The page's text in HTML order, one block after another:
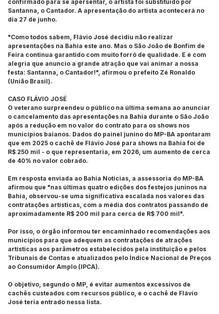
confirmado para se apersentar, o artista foi substituido por
Santanna, o Cantador. A apresentação do artista acontecerá no
dia 27 de junho.
"Como todos sabem, Flávio José decidiu não realizar
apresentações na Bahia este ano. Mas o São João de Bonfim de
Feira continua garantido com muito forró de qualidade. E é com
alegria que anuncio a grande atração que vai animar a nossa
festa: Santanna, o Cantador!", afirmou o prefeito Zé Ronaldo
(União Brasil).
CASO FLÁVIO JOSÉ
O veterano surpreendeu o público na última semana ao anunciar
o cancelamento das apresentações na Bahia durante o São João
após a redução em no valor do contrato para os shows nos
municípios baianos. Dados do painel junino do MP-BA apontaram
que em 2025 o cachê de Flávio José para shows na Bahia foi de
R$ 250 mil - o que representaria, em 2026, um aumento de cerca
de 40% no valor cobrado.
Em resposta enviada ao Bahia Notícias, a assessoria do MP-BA
afirmou que "nas últimas quatro edições dos festejos juninos na
Bahia, observou-se uma significativa escalada nos valores das
contratações artísticas, com a média dos contratos passando de
aproximadamente R$ 200 mil para cerca de R$ 700 mil".
Por isso, o órgão informou ter encaminhado recomendações aos
municípios para que adequem as contratações de atrações
artísticas aos parâmetros estabelecidos pela instituição e pelos
Tribunais de Contas e atualizados pelo Índice Nacional de Preços
ao Consumidor Amplo (IPCA).
O objetivo, segundo o MP, é evitar aumentos excessivos de
cachês custeados com recursos público, e o cachê de Flávio
José teria entrado nessa lista.